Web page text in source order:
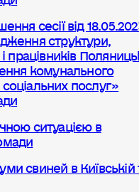
сесії від
структури,
працівників
комунального
послуг»
ситуацією в
свиней в Київській